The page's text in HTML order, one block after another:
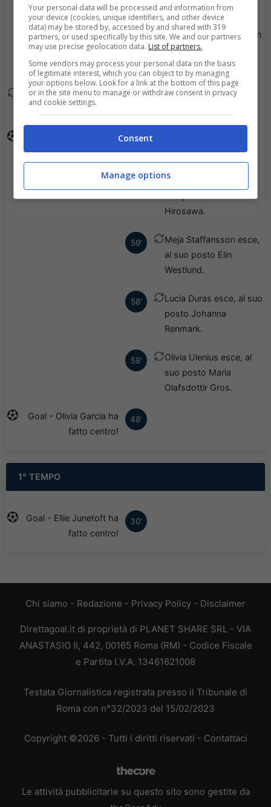
Yilmaz.
78'
Selma Larsen Svendsen
esce, al suo posto
Camille Ashe.
60'
Ellie Junetoft esce, al
suo posto Lisa Bjoerk.
60'
Goal - Ida Bjoernberg ha
fatto centro!
Sara Eriksson esce, al
Hirosawa.
59'
Meja Staffansson esce,
al suo posto Elin
Westlund.
58'
Lucia Duras esce, al suo
posto Johanna
Renmark.
58'
Olivia Ulenius esce, al
suo posto Maria
Olafsdottir Gros.
48'
Goal - Olivia Garcia ha
fatto centro!
1° TEMPO
30'
Goal - Ellie Junetoft ha
fatto centro!
Chi siamo - Redazione - Privacy Policy - Disclaimer
Direttagoal.it di proprietà di PLANET SHARE SRL - VIA
ANASTASIO II, 442, 00165 Roma (RM) - Codice Fiscale
e Partita I.V.A. 13461621008
Testata Giornalistica registrata presso il Tribunale di
Roma con n°32/2023 del 15/02/2023
Copyright ©2026 - Tutti i diritti riservati - Contattaci
Le attività pubblicitarie su questo sito sono gestite da
Your personal data will be processed and information from
your device (cookies, unique identifiers, and other device
data) may be stored by, accessed by and shared with 319
partners, or used specifically by this site. We and our partners
may use precise geolocation data. List of partners.
Some vendors may process your personal data on the basis
of legitimate interest, which you can object to by managing
your options below. Look for a link at the bottom of this page
or in the site menu to manage or withdraw consent in privacy
and cookie settings.
Consent
Manage options